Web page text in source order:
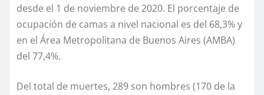
desde el 1 de noviembre de 2020. El porcentaje de
ocupación de camas a nivel nacional es del 68,3% y
en el Área Metropolitana de Buenos Aires (AMBA)
del 77,4%.
Del total de muertes, 289 son hombres (170 de la